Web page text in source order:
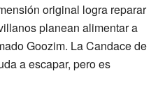
original logra reparar
planean alimentar a
Goozim. La Candace de
a escapar, pero es